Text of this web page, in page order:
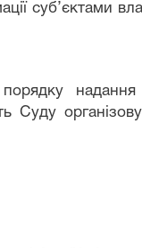
суб’єктами
надання
Суду